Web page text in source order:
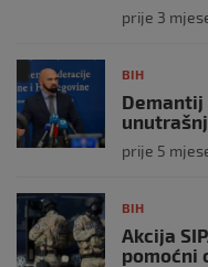
prije 3
BIH
prije 5
BIH
Akcija
pomoćni